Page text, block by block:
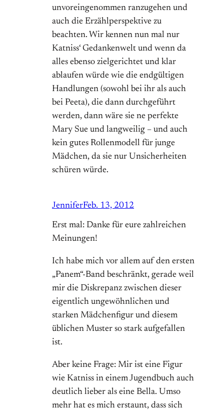
unvoreingenommen ranzugehen und
auch die Erzählperspektive zu
beachten. Wir kennen nun mal nur
Katniss‘ Gedankenwelt und wenn da
alles ebenso zielgerichtet und klar
ablaufen würde wie die endgültigen
Handlungen (sowohl bei ihr als auch
bei Peeta), die dann durchgeführt
werden, dann wäre sie ne perfekte
Mary Sue und langweilig – und auch
kein gutes Rollenmodell für junge
Mädchen, da sie nur Unsicherheiten
schüren würde.
JenniferFeb. 13, 2012
Erst mal: Danke für eure zahlreichen
Meinungen!
Ich habe mich vor allem auf den ersten
„Panem“-Band beschränkt, gerade weil
mir die Diskrepanz zwischen dieser
eigentlich ungewöhnlichen und
starken Mädchenfigur und diesem
üblichen Muster so stark aufgefallen
ist.
Aber keine Frage: Mir ist eine Figur
wie Katniss in einem Jugendbuch auch
deutlich lieber als eine Bella. Umso
mehr hat es mich erstaunt, dass sich